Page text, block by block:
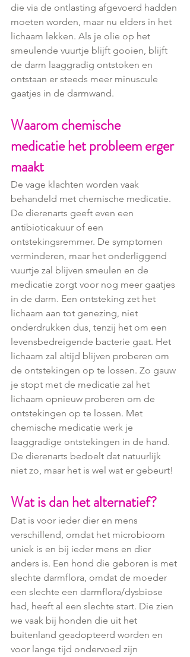
die via de ontlasting afgevoerd hadden
moeten worden, maar nu elders in het
lichaam lekken. Als je olie op het
smeulende vuurtje blijft gooien, blijft
de darm laaggradig ontstoken en
ontstaan er steeds meer minuscule
gaatjes in de darmwand.
Waarom chemische
medicatie het probleem erger
maakt
De vage klachten worden vaak
behandeld met chemische medicatie.
De dierenarts geeft even een
antibioticakuur of een
ontstekingsremmer. De symptomen
verminderen, maar het onderliggend
vuurtje zal blijven smeulen en de
medicatie zorgt voor nog meer gaatjes
in de darm. Een ontsteking zet het
lichaam aan tot genezing, niet
onderdrukken dus, tenzij het om een
levensbedreigende bacterie gaat. Het
lichaam zal altijd blijven proberen om
de ontstekingen op te lossen. Zo gauw
je stopt met de medicatie zal het
lichaam opnieuw proberen om de
ontstekingen op te lossen. Met
chemische medicatie werk je
laaggradige ontstekingen in de hand.
De dierenarts bedoelt dat natuurlijk
niet zo, maar het is wel wat er gebeurt!
Wat is dan het alternatief?
Dat is voor ieder dier en mens
verschillend, omdat het microbioom
uniek is en bij ieder mens en dier
anders is. Een hond die geboren is met
slechte darmflora, omdat de moeder
een slechte een darmflora/dysbiose
had, heeft al een slechte start. Die zien
we vaak bij honden die uit het
buitenland geadopteerd worden en
voor lange tijd ondervoed zijn